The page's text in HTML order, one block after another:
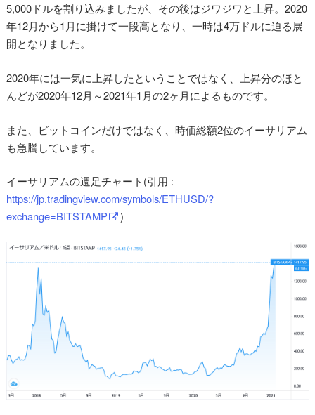
5,000ドルを割り込みましたが、その後はジワジワと上昇。2020
年12月から1月に掛けて一段高となり、一時は4万ドルに迫る展
開となりました。
2020年には一気に上昇したということではなく、上昇分のほと
んどが2020年12月～2021年1月の2ヶ月によるものです。
また、ビットコインだけではなく、時価総額2位のイーサリアム
も急騰しています。
イーサリアムの週足チャート(引用 :
https://jp.tradingview.com/symbols/ETHUSD/?
exchange=BITSTAMP
)